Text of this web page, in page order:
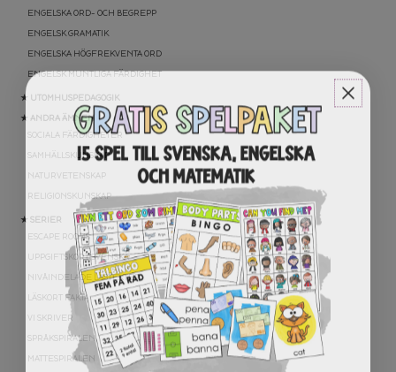
ENGELSKA ORD- OCH BEGREPP
ENGELSK GRAMATIK
ENGELSKA HÖGFREKVENTA ORD
ENGELSK MUNTLIGA FÄRDIGHET
★ UTOMHUSPEDAGOGIK
★ ANDRA ÄMNEN
SOCIALA FÄRDIGHETER
SAMHÄLLSKUNSKAP
NATURVETENSKAP
RELIGIONSKUNSKAP
★ SERIER
ESCAPE ROOMS
UPPGIFTSKORT SVENSKA
NIVÅINDELADE LÄSTEXTER
LÄSKORT FAKTA
VI SKRIVER
SPRÅKSPIRALEN
MATTESPIRALEN